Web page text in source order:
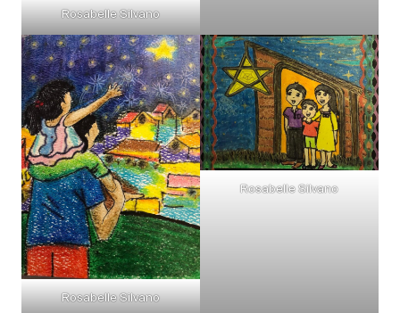
Rosabelle Silvano
Rosabelle Silvano
Rosabelle Silvano